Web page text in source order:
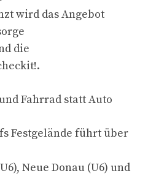
wird das Angebot
die
Fahrrad statt Auto
Festgelände führt über
Neue Donau (U6) und